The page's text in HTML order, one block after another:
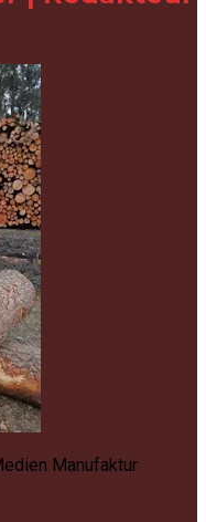
Manufaktur